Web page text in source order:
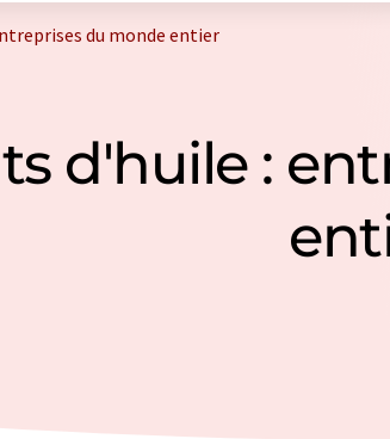
du monde entier
d'huile :